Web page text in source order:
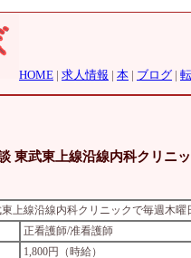
HOME | 求人情報 | 本 | ブログ |
東武東上線沿線内科クリニ
上線沿線内科クリニックで毎週木曜
正看護師/准看護師
1,800円（時給）